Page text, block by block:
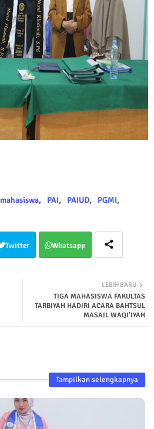
mahasiswa PAI PAIUD
PGMI
Twitter Whatsapp
LEBIH BARU
TIGA MAHASISWA FAKULTAS
TARBIYAH HADIRI ACARA BAHTSUL
MASAIL WAQI'IYAH
Tampilkan selengkapnya